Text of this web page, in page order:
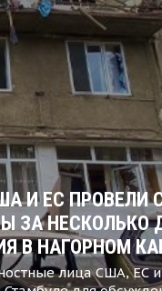
И ЕС ПРОВЕЛИ
ЗА НЕСКОЛЬКО
В НАГОРНОМ
лица США, ЕС и